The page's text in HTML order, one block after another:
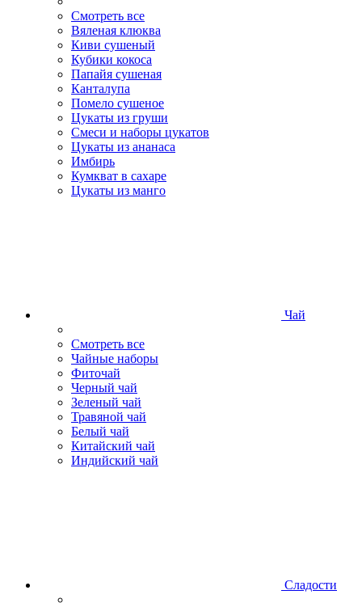
Смотреть все
Вяленая клюква
Киви сушеный
Кубики кокоса
Папайя сушеная
Канталупа
Помело сушеное
Цукаты из груши
Смеси и наборы цукатов
Цукаты из ананаса
Имбирь
Кумкват в сахаре
Цукаты из манго
Чай
Смотреть все
Чайные наборы
Фиточай
Черный чай
Зеленый чай
Травяной чай
Белый чай
Китайский чай
Индийский чай
Сладости